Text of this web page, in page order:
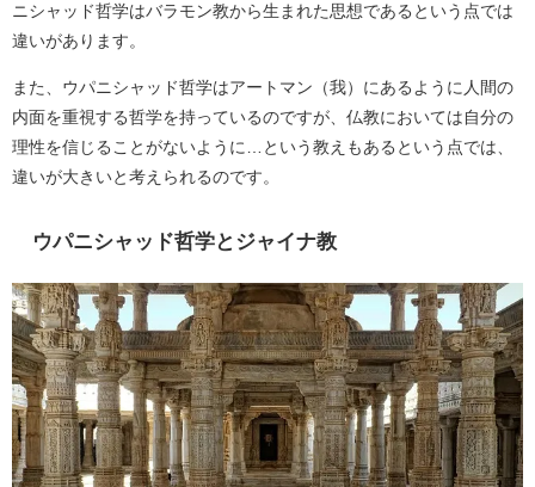
ニシャッド哲学はバラモン教から生まれた思想であるという点では
違いがあります。
また、ウパニシャッド哲学はアートマン（我）にあるように人間の
内面を重視する哲学を持っているのですが、仏教においては自分の
理性を信じることがないように…という教えもあるという点では、
違いが大きいと考えられるのです。
ウパニシャッド哲学とジャイナ教